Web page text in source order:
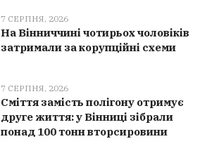
7 СЕРПНЯ, 2026
На Вінниччині чотирьох чоловіків
затримали за корупційні схеми
7 СЕРПНЯ, 2026
Сміття замість полігону отримує
друге життя: у Вінниці зібрали
понад 100 тонн вторсировини